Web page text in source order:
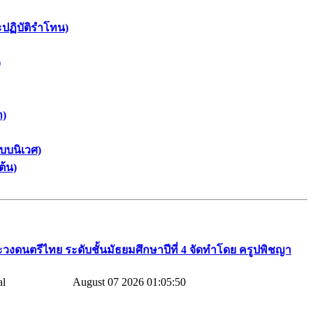
ฏิบัติรำโทน)
)
บนิเวศ)
น)
วงดนตรีไทย​ ระดับชั้นมัธยมศึกษาปีที่​ 4​ จัดทำโดย​ ครูปพิชญา​
August 07 2026 01:05:50